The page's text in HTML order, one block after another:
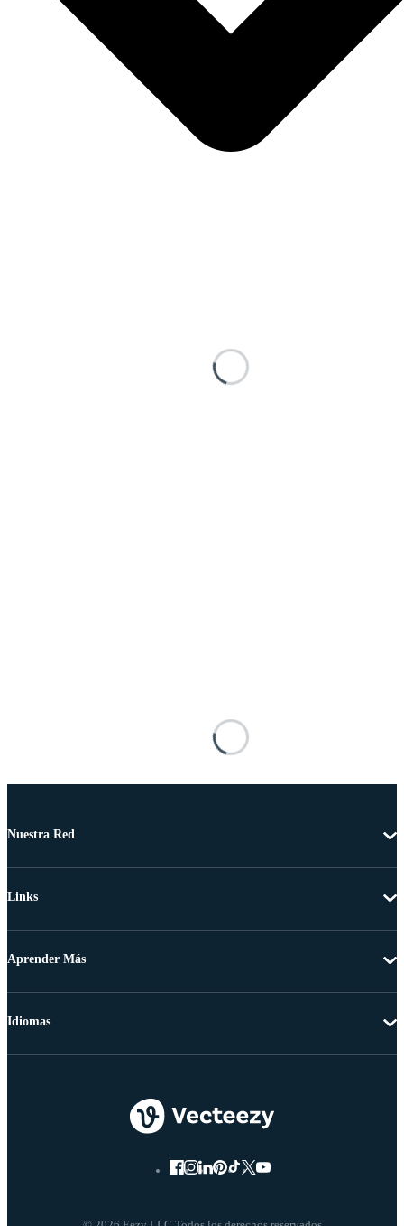
Nuestra Red
Links
Aprender Más
Idiomas